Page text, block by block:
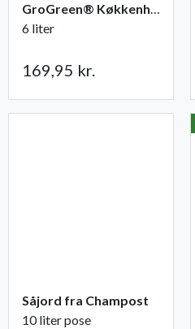
GroGreen® Køkkenhave NPK 6-2-6 + 2% Mg
6 liter
169,95 kr.
Såjord fra Champost
10 liter pose